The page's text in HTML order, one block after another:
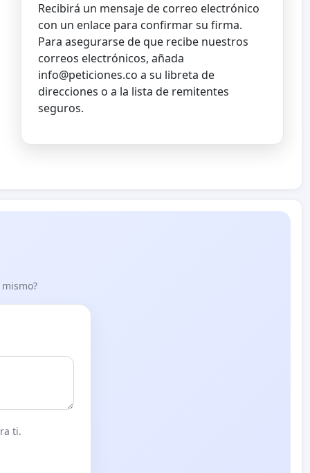
Recibirá un mensaje de correo electrónico
con un enlace para confirmar su firma.
Para asegurarse de que recibe nuestros
correos electrónicos, añada
info@peticiones.co a su libreta de
direcciones o a la lista de remitentes
seguros.
ti.